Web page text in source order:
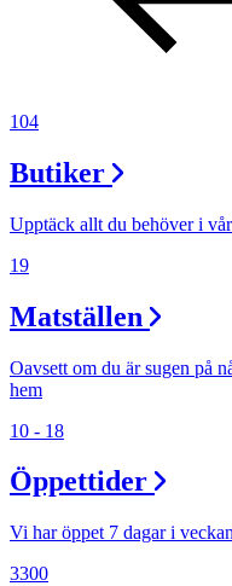
Presentkort
104
Butiker
Upptäck allt du behöver i
19
Matställen
Oavsett om du är sugen på
hem
10 - 18
Öppettider
Vi har öppet 7 dagar i veckan
3300